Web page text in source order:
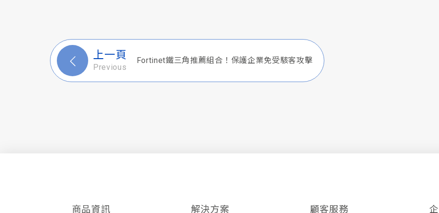
上一頁
Previous
Fortinet鐵三角推薦組合！保護企業免受駭客攻擊
商品資訊 解決方案 顧客服務